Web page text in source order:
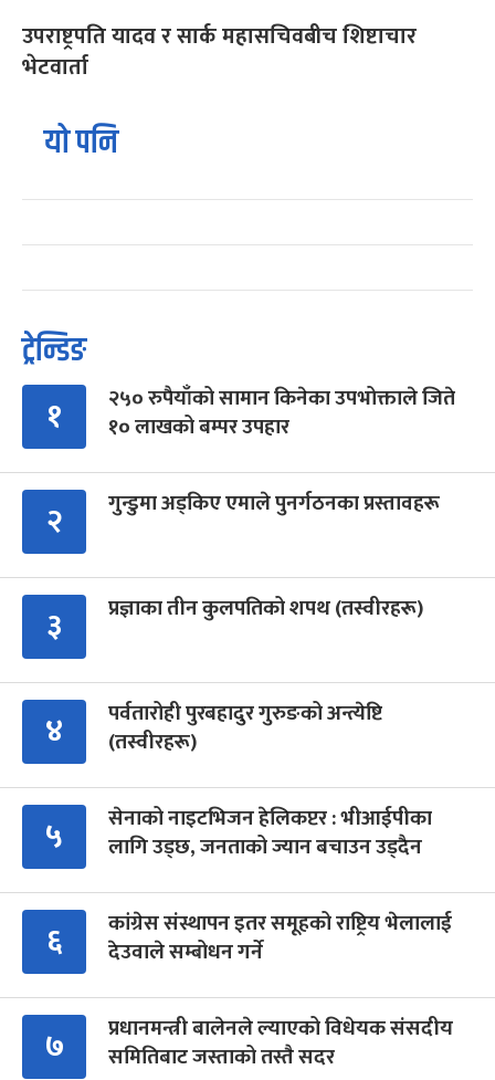
उपराष्ट्रपति यादव र सार्क महासचिवबीच शिष्टाचार
भेटवार्ता
यो पनि
ट्रेन्डिङ
१
२५० रुपैयाँको सामान किनेका उपभोक्ताले जिते
१० लाखको बम्पर उपहार
२ गुन्डुमा अड्किए एमाले पुनर्गठनका प्रस्तावहरू
३ प्रज्ञाका तीन कुलपतिको शपथ (तस्वीरहरू)
४
पर्वतारोही पुरबहादुर गुरुङको अन्त्येष्टि
(तस्वीरहरू)
५
सेनाको नाइटभिजन हेलिकप्टर : भीआईपीका
लागि उड्छ, जनताको ज्यान बचाउन उड्दैन
६
कांग्रेस संस्थापन इतर समूहको राष्ट्रिय भेलालाई
देउवाले सम्बोधन गर्ने
७
प्रधानमन्त्री बालेनले ल्याएको विधेयक संसदीय
समितिबाट जस्ताको तस्तै सदर